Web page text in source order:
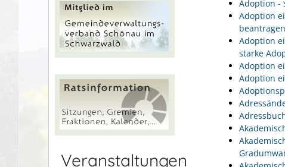
Veranstaltungen
Adoption -
Adoption
beantragen
Adoption
starke
Adoption
Adoption